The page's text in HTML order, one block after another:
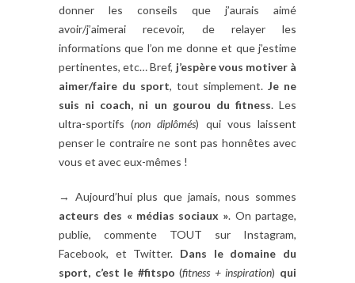
donner les conseils que j’aurais aimé
avoir/j’aimerai recevoir, de relayer les
informations que l’on me donne et que j’estime
pertinentes, etc… Bref, j’espère vous motiver à
aimer/faire du sport, tout simplement.Je ne
suis ni coach, ni un gourou du fitness. Les
ultra-sportifs (non diplômés) qui vous laissent
penser le contraire ne sont pas honnêtes avec
vous et avec eux-mêmes !
→ Aujourd’hui plus que jamais, nous sommes
acteurs des « médias sociaux ». On partage,
publie, commente TOUT sur Instagram,
Facebook, et Twitter. Dans le domaine du
sport, c’est le #fitspo (fitness + inspiration) qui